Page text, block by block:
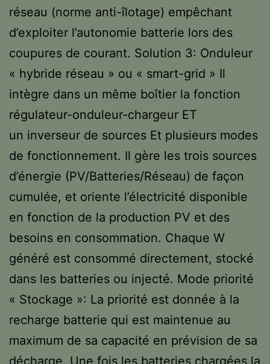
réseau (norme anti-îlotage) empêchant
d’exploiter l’autonomie batterie lors des
coupures de courant. Solution 3: Onduleur
« hybride réseau » ou « smart-grid » Il
intègre dans un même boîtier la fonction
régulateur-onduleur-chargeur ET
un inverseur de sources Et plusieurs modes
de fonctionnement. Il gère les trois sources
d’énergie (PV/Batteries/Réseau) de façon
cumulée, et oriente l’électricité disponible
en fonction de la production PV et des
besoins en consommation. Chaque W
généré est consommé directement, stocké
dans les batteries ou injecté. Mode priorité
« Stockage »: La priorité est donnée à la
recharge batterie qui est maintenue au
maximum de sa capacité en prévision de sa
décharge. Une fois les batteries chargées la